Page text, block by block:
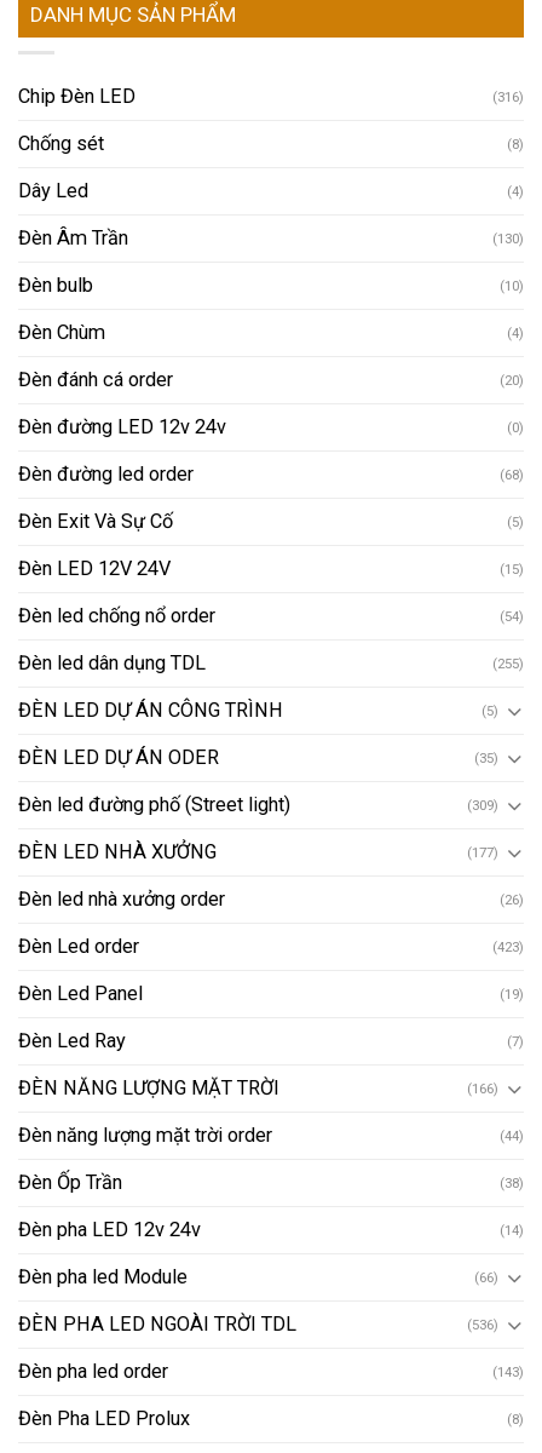
DANH MỤC SẢN PHẨM
Chip Đèn LED (316)
Chống sét (8)
Dây Led (4)
Đèn Âm Trần (130)
Đèn bulb (10)
Đèn Chùm (4)
Đèn đánh cá order (20)
Đèn đường LED 12v 24v (0)
Đèn đường led order (68)
Đèn Exit Và Sự Cố (5)
Đèn LED 12V 24V (15)
Đèn led chống nổ order (54)
Đèn led dân dụng TDL (255)
ĐÈN LED DỰ ÁN CÔNG TRÌNH (5)
ĐÈN LED DỰ ÁN ODER (35)
Đèn led đường phố (Street light) (309)
ĐÈN LED NHÀ XƯỞNG (177)
Đèn led nhà xưởng order (26)
Đèn Led order (423)
Đèn Led Panel (19)
Đèn Led Ray (7)
ĐÈN NĂNG LƯỢNG MẶT TRỜI (166)
Đèn năng lượng mặt trời order (44)
Đèn Ốp Trần (38)
Đèn pha LED 12v 24v (14)
Đèn pha led Module (66)
ĐÈN PHA LED NGOÀI TRỜI TDL (536)
Đèn pha led order (143)
Đèn Pha LED Prolux (8)